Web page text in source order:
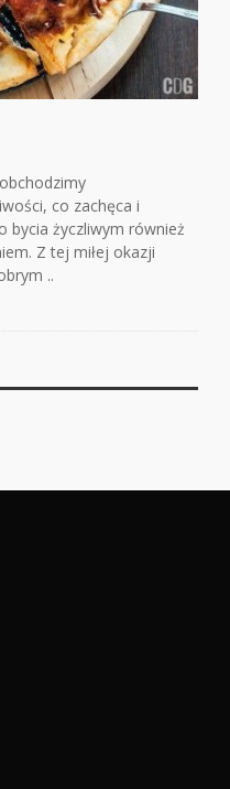
co zachęca i
bycia życzliwym również
Z tej miłej okazji
..